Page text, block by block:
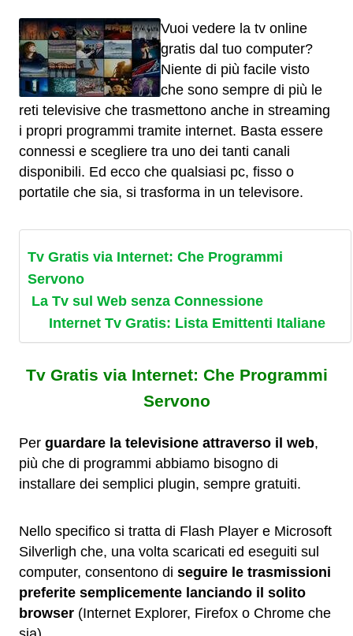
Vuoi vedere la tv online
gratis dal tuo computer?
Niente di più facile visto
che sono sempre di più le
reti televisive che trasmettono anche in streaming
i propri programmi tramite internet. Basta essere
connessi e scegliere tra uno dei tanti canali
disponibili. Ed ecco che qualsiasi pc, fisso o
portatile che sia, si trasforma in un televisore.
Tv Gratis via Internet: Che Programmi
Servono
La Tv sul Web senza Connessione
Internet Tv Gratis: Lista Emittenti Italiane
Tv Gratis via Internet: Che Programmi
Servono
Per guardare la televisione attraverso il web,
più che di programmi abbiamo bisogno di
installare dei semplici plugin, sempre gratuiti.
Nello specifico si tratta di Flash Player e Microsoft
Silverligh che, una volta scaricati ed eseguiti sul
computer, consentono di seguire le trasmissioni
preferite semplicemente lanciando il solito
browser (Internet Explorer, Firefox o Chrome che